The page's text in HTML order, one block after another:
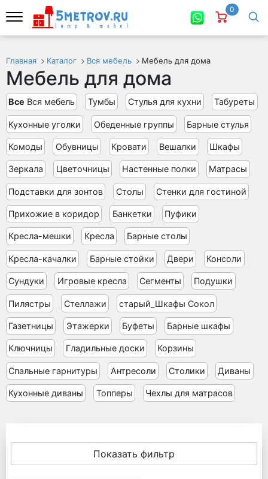
0
Главная Каталог Вся мебель Мебель для дома
Мебель для дома
Все Вся мебель Тумбы Стулья для кухни Табуреты
Кухонные уголки Обеденные группы Барные стулья
Комоды Обувницы Кровати Вешалки Шкафы
Зеркала Цветочницы Настенные полки Матрасы
Подставки для зонтов Столы Стенки для гостиной
Прихожие в коридор Банкетки Пуфики
Кресла-мешки Кресла Барные столы
Кресла-качалки Барные стойки Двери Консоли
Сундуки Игровые кресла Сегменты Подушки
Пилястры Стеллажи старый_Шкафы Сокол
Газетницы Этажерки Буфеты Барные шкафы
Ключницы Гладильные доски Корзины
Спальные гарнитуры Антресоли Столики Диваны
Кухонные диваны Топперы Чехлы для матрасов
Показать фильтр